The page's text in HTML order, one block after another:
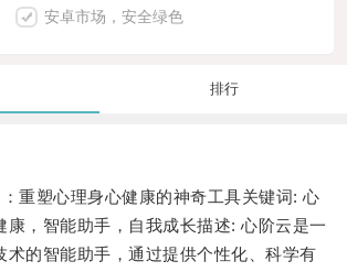
安卓市场，安全绿色
排行
塑心理身心健康的神奇工具关键词: 心
康，智能助手，自我成长描述: 心阶云是一
术的智能助手，通过提供个性化、科学有